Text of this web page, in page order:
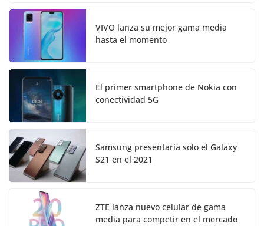
VIVO lanza su mejor gama media
hasta el momento
El primer smartphone de Nokia con
conectividad 5G
Samsung presentaría solo el Galaxy
S21 en el 2021
ZTE lanza nuevo celular de gama
media para competir en el mercado